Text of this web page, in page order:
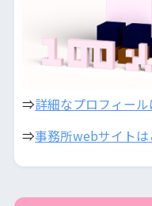
⇒詳細なプロフィール
⇒事務所webサイトは